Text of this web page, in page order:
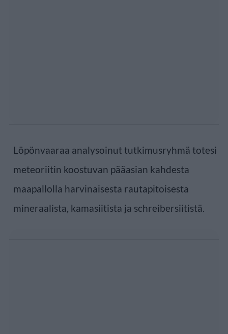
Löpönvaaraa analysoinut tutkimusryhmä totesi
meteoriitin koostuvan pääasian kahdesta
maapallolla harvinaisesta rautapitoisesta
mineraalista, kamasiitista ja schreibersiitistä.